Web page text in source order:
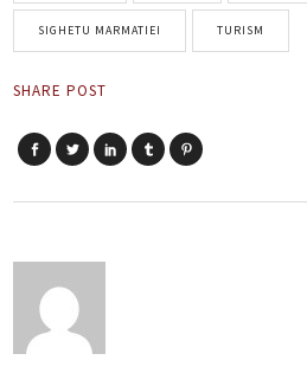
SIGHETU MARMATIEI TURISM
SHARE POST